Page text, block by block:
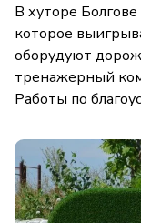
В хуторе Болгове
которое
оборудуют
тренажерный
Работы по